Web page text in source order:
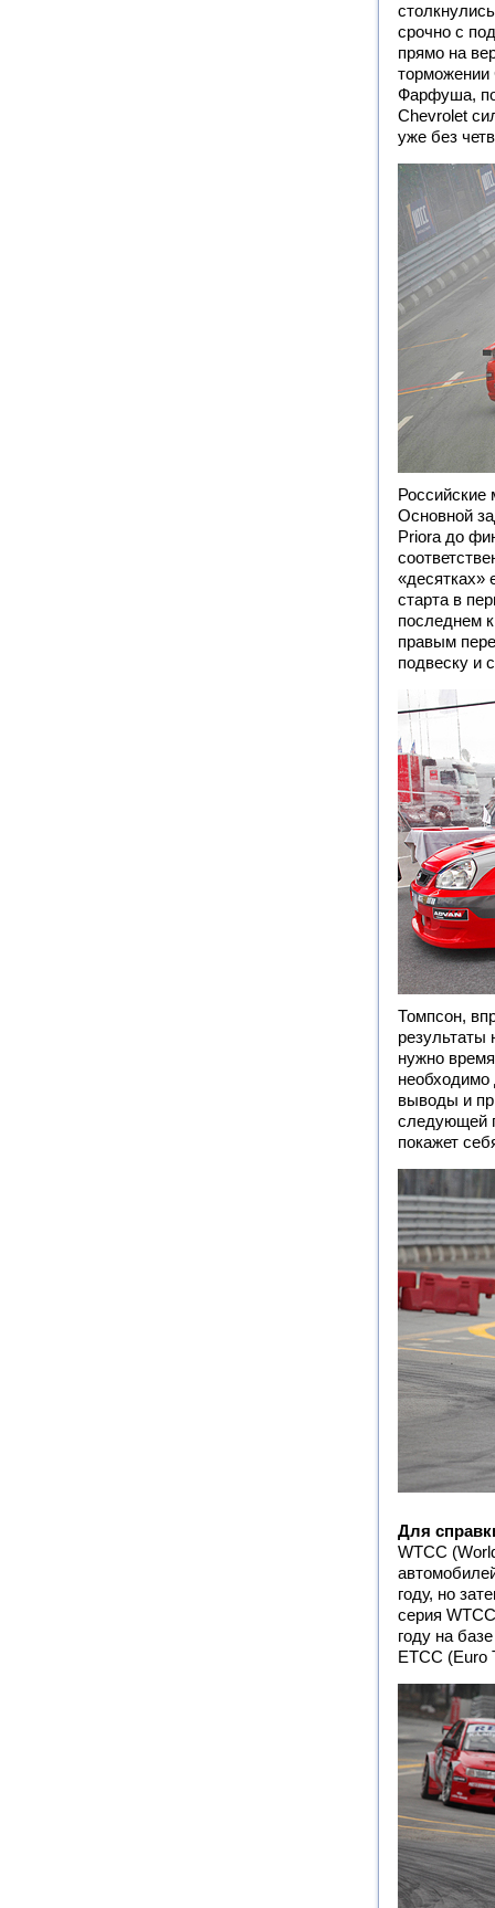
срочно с
прямо на
торможении
Фарфуша,
Chevrolet
уже без
Российские
Основной
Priora до
«десятках»
старта в
последнем
правым
подвеску и
Томпсон,
результаты
нужно
необходимо
выводы и
следующей
покажет
Для
WTCC
году, но
серия
году на
ETCC (Euro